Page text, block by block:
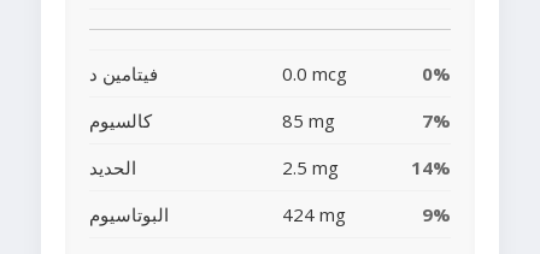
فيتامين د 0.0 mcg
0%
كالسيوم
85 mg
7%
الحديد
2.5 mg
14%
البوتاسيوم
424 mg 9%